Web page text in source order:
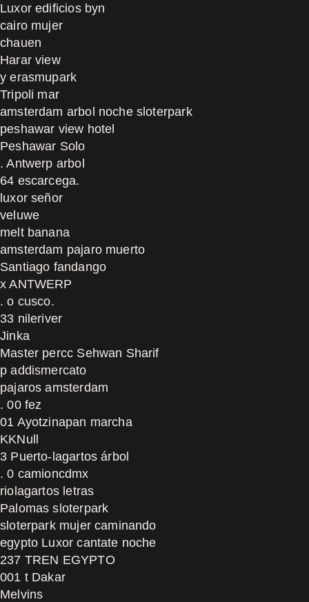
Luxor edificios byn
cairo mujer
chauen
Harar view
y erasmupark
Tripoli mar
amsterdam arbol noche sloterpark
peshawar view hotel
Peshawar Solo
. Antwerp arbol
64 escarcega.
luxor señor
veluwe
melt banana
amsterdam pajaro muerto
Santiago fandango
x ANTWERP
. o cusco.
33 nileriver
Jinka
Master percc Sehwan Sharif
p addismercato
pajaros amsterdam
. 00 fez
01 Ayotzinapan marcha
KKNull
3 Puerto-lagartos árbol
. 0 camioncdmx
riolagartos letras
Palomas sloterpark
sloterpark mujer caminando
egypto Luxor cantate noche
237 TREN EGYPTO
001 t Dakar
Melvins